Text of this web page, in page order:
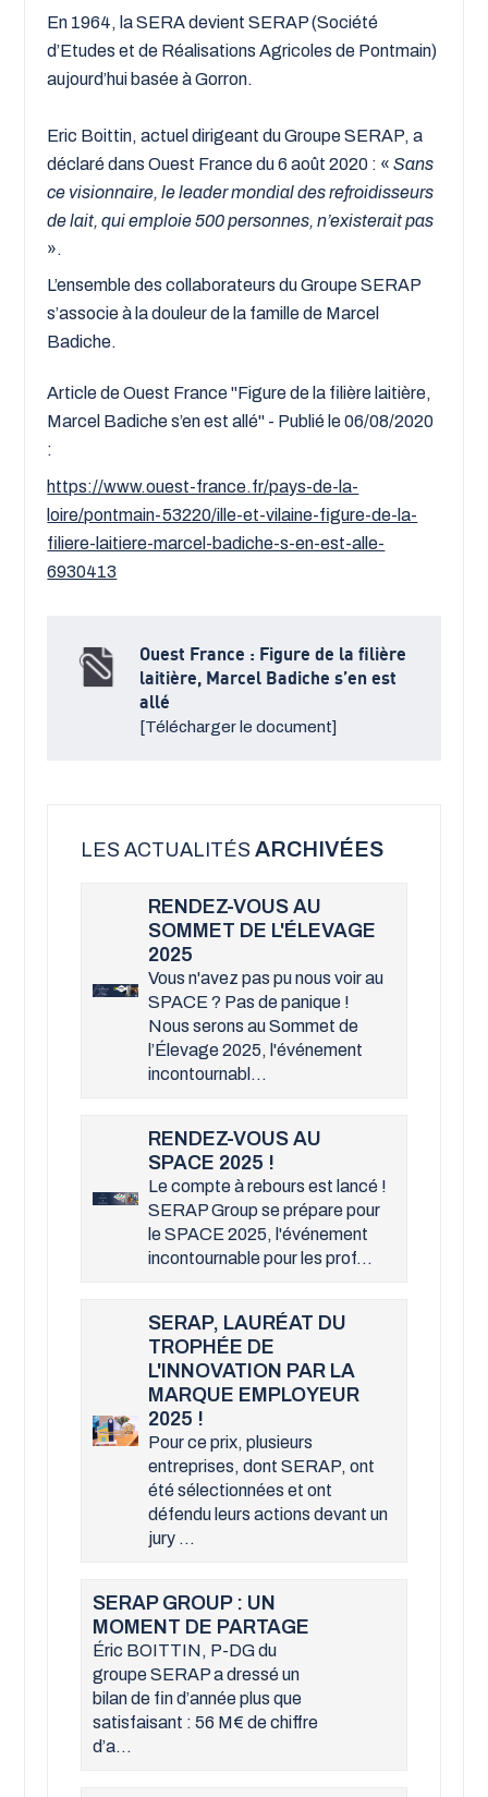
En 1964, la SERA devient SERAP (Société
d’Etudes et de Réalisations Agricoles de Pontmain)
aujourd’hui basée à Gorron.
Eric Boittin, actuel dirigeant du Groupe SERAP, a
déclaré dans Ouest France du 6 août 2020 : «Sans
ce visionnaire, le leader mondial des refroidisseurs
de lait, qui emploie 500 personnes, n’existerait pas
».
L’ensemble des collaborateurs du Groupe SERAP
s’associe à la douleur de la famille de Marcel
Badiche.
Article de Ouest France "Figure de la filière laitière,
Marcel Badiche s’en est allé" - Publié le 06/08/2020
:
https://www.ouest-france.fr/pays-de-la-
loire/pontmain-53220/ille-et-vilaine-figure-de-la-
filiere-laitiere-marcel-badiche-s-en-est-alle-
6930413
Ouest France : Figure de la filière
laitière, Marcel Badiche s’en est
allé
[Télécharger le document]
LES ACTUALITÉSARCHIVÉES
RENDEZ-VOUS AU
SOMMET DE L'ÉLEVAGE
2025
Vous n'avez pas pu nous voir au
SPACE ? Pas de panique !
Nous serons au Sommet de
l’Élevage 2025, l'événement
incontournabl...
RENDEZ-VOUS AU
SPACE 2025 !
Le compte à rebours est lancé !
SERAP Group se prépare pour
le SPACE 2025, l'événement
incontournable pour les prof...
SERAP, LAURÉAT DU
TROPHÉE DE
L'INNOVATION PAR LA
MARQUE EMPLOYEUR
2025 !
Pour ce prix, plusieurs
entreprises, dont SERAP, ont
été sélectionnées et ont
défendu leurs actions devant un
jury ...
SERAP GROUP : UN
MOMENT DE PARTAGE
Éric BOITTIN, P-DG du
groupe SERAP a dressé un
bilan de fin d’année plus que
satisfaisant : 56 M€ de chiffre
d’a...